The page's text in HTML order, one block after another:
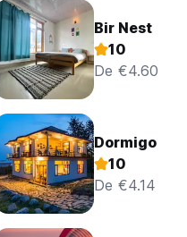
Bir Nest
10
De €4.60
Dormigo
10
De €4.14